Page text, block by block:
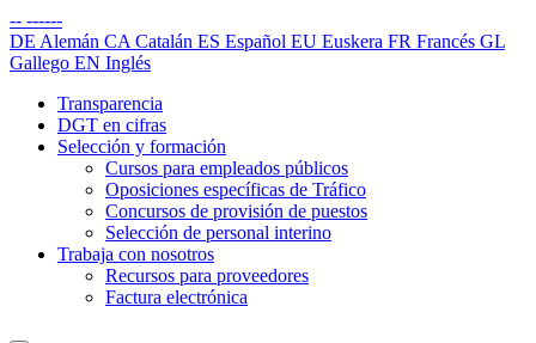
-- ------
DE Alemán CA Catalán ES Español EU Euskera FR Francés GL
Gallego EN Inglés
Transparencia
DGT en cifras
Selección y formación
Cursos para empleados públicos
Oposiciones específicas de Tráfico
Concursos de provisión de puestos
Selección de personal interino
Trabaja con nosotros
Recursos para proveedores
Factura electrónica